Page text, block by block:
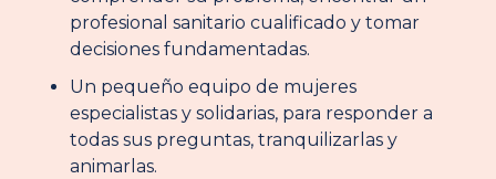
profesional sanitario cualificado y tomar
decisiones fundamentadas.
Un pequeño equipo de mujeres
especialistas y solidarias, para responder a
todas sus preguntas, tranquilizarlas y
animarlas.